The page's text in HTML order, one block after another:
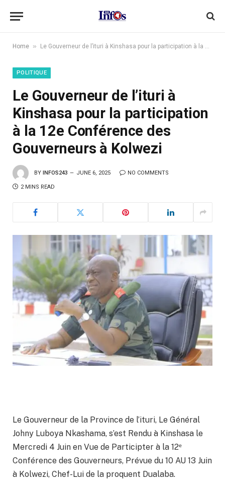
Home » Le Gouverneur de l’ituri à Kinshasa pour la participation à la 12e Conférence des Gouverneurs à Kolwezi
POLITIQUE
Le Gouverneur de l’ituri à
Kinshasa pour la participation
à la 12e Conférence des
Gouverneurs à Kolwezi
BY INFOS243 JUNE 6, 2025 NO COMMENTS
2 MINS READ
Le Gouverneur de la Province de l’ituri, Le Général
Johny Luboya Nkashama, s’est Rendu à Kinshasa le
Mercredi 4 Juin en Vue de Participter à la 12ᵉ
Conférence des Gouverneurs, Prévue du 10 AU 13 Juin
à Kolwezi, Chef-Lui de la proquent Dualaba.